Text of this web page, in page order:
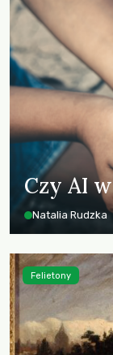
Czy AI
Natalia Rudzka
Felietony